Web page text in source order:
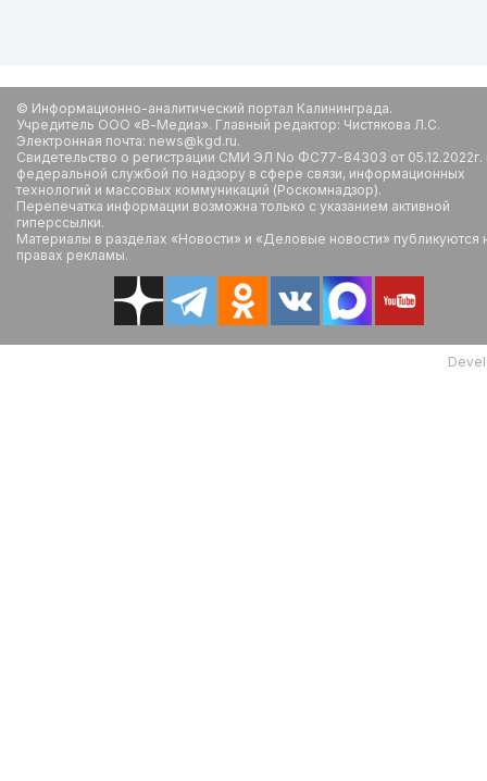
© Информационно-аналитический портал Калининграда.
Учредитель ООО «В-Медиа». Главный редактор: Чистякова Л.С.
Электронная почта: news@kgd.ru.
Свидетельство о регистрации СМИ ЭЛ No ФС77-84303 от
федеральной службой по надзору в сфере связи, информационных
технологий и массовых коммуникаций (Роскомнадзор).
Перепечатка информации возможна только с указанием активной
гиперссылки.
Материалы в разделах «Новости» и «Деловые новости» публикуются
правах рекламы.